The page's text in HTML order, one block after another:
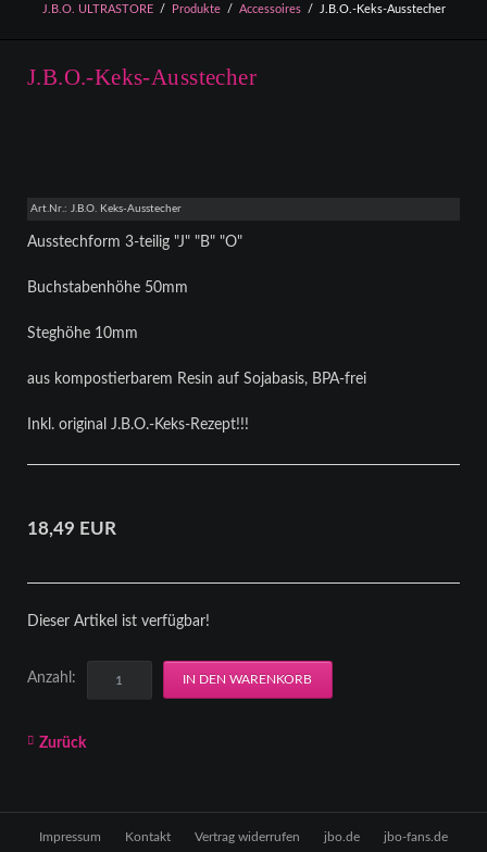
J.B.O. ULTRASTORE Produkte Accessoires J.B.O.-Keks-Ausstecher
J.B.O.-Keks-Ausstecher
Art.Nr.: J.B.O. Keks-Ausstecher
Ausstechform 3-teilig "J" "B" "O"
Buchstabenhöhe 50mm
Steghöhe 10mm
aus kompostierbarem Resin auf Sojabasis, BPA-frei
Inkl. original J.B.O.-Keks-Rezept!!!
18,49 EUR
Dieser Artikel ist verfügbar!
Anzahl:
Zurück
Impressum Kontakt Vertrag widerrufen jbo.de jbo-fans.de